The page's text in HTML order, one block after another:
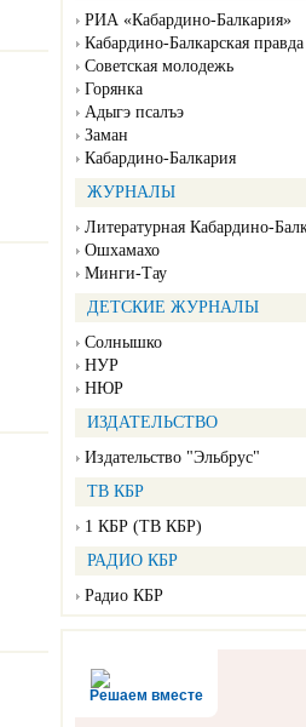
РИА «Кабардино-Балкария»
Кабардино-Балкарская правда
Советская молодежь
Горянка
Адыгэ псалъэ
Заман
Кабардино-Балкария
ЖУРНАЛЫ
Литературная Кабардино-
Ошхамахо
Минги-Тау
ДЕТСКИЕ ЖУРНАЛЫ
Солнышко
НУР
НЮР
ИЗДАТЕЛЬСТВО
Издательство "Эльбрус"
ТВ КБР
1 КБР (ТВ КБР)
РАДИО КБР
Радио КБР
Решаем вместе